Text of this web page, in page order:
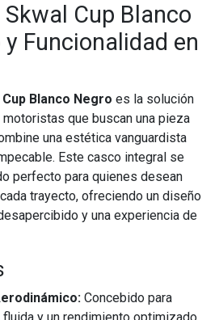
Cup Blanco
Funcionalidad en
Blanco Negro es la solución
que buscan una pieza
una estética vanguardista
Este casco integral se
perfecto para quienes desean
trayecto, ofreciendo un diseño
y una experiencia de
Concebido para